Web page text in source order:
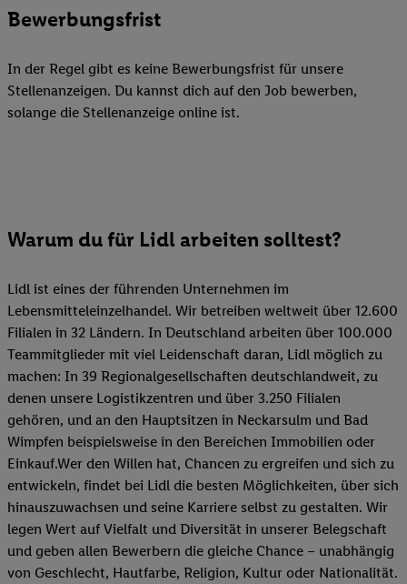
Bewerbungsfrist
In der Regel gibt es keine Bewerbungsfrist für unsere
Stellenanzeigen. Du kannst dich auf den Job bewerben,
solange die Stellenanzeige online ist.
Warum du für Lidl arbeiten solltest?
Lidl ist eines der führenden Unternehmen im
Lebensmitteleinzelhandel. Wir betreiben weltweit über 12.600
Filialen in 32 Ländern. In Deutschland arbeiten über 100.000
Teammitglieder mit viel Leidenschaft daran, Lidl möglich zu
machen: In 39 Regionalgesellschaften deutschlandweit, zu
denen unsere Logistikzentren und über 3.250 Filialen
gehören, und an den Hauptsitzen in Neckarsulm und Bad
Wimpfen beispielsweise in den Bereichen Immobilien oder
Einkauf.Wer den Willen hat, Chancen zu ergreifen und sich zu
entwickeln, findet bei Lidl die besten Möglichkeiten, über sich
hinauszuwachsen und seine Karriere selbst zu gestalten. Wir
legen Wert auf Vielfalt und Diversität in unserer Belegschaft
und geben allen Bewerbern die gleiche Chance – unabhängig
von Geschlecht, Hautfarbe, Religion, Kultur oder Nationalität.